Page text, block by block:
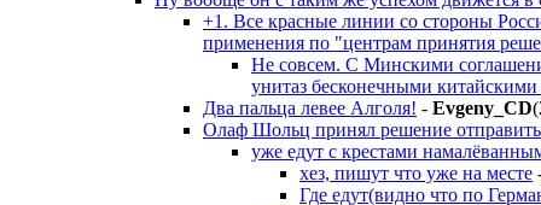
+1. Все красные линии со стороны
применения по "центрам принятия
Не совсем. С Минскими
унитаз бесконечными
Два пальца левее Алголя! - Evgeny_CD
Олаф Шольц принял решение
уже едут с крестами
хез, пишут что уже на месте
Где едут(видно что по